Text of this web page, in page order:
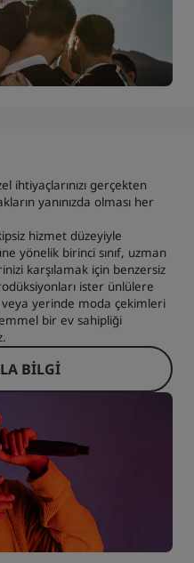
ihtiyaçlarınızı gerçekten
yanınızda olması her
hizmet düzeyiyle
yönelik birinci sınıf, uzman
karşılamak için benzersiz
ister ünlülere
yerinde moda çekimleri
bir ev sahipliği
BILGI